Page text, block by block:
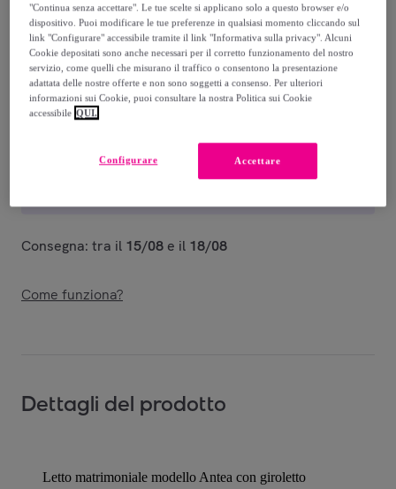
1.423,00 €
-58 %
Venduto daItyhome
Consegna
Consegna: tra il 15/08 e il 18/08
Come funziona?
Dettagli del prodotto
Letto matrimoniale modello Antea con giroletto
"Continua senza accettare". Le tue scelte si applicano solo a questo browser e/o
dispositivo. Puoi modificare le tue preferenze in qualsiasi momento cliccando sul
link "Configurare" accessibile tramite il link "Informativa sulla privacy". Alcuni
Cookie depositati sono anche necessari per il corretto funzionamento del nostro
servizio, come quelli che misurano il traffico o consentono la presentazione
adattata delle nostre offerte e non sono soggetti a consenso. Per ulteriori
informazioni sui Cookie, puoi consultare la nostra Politica sui Cookie
accessibile QUI.
Accettare
Configurare